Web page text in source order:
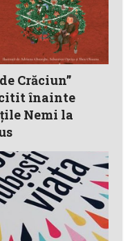
Crăciun”
citit înainte
Nemi la